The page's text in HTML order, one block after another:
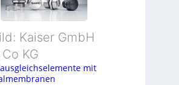
Kaiser GmbH
KG
mit